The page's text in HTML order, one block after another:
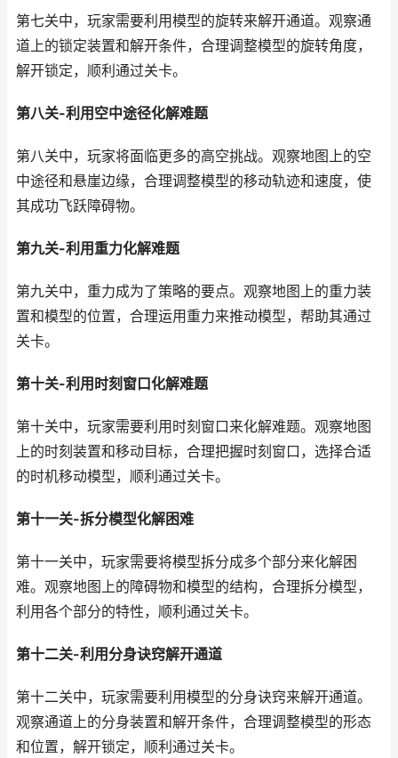
第七关中，玩家需要利用模型的旋转来解开通道。观察通
道上的锁定装置和解开条件，合理调整模型的旋转角度，
解开锁定，顺利通过关卡。
第八关-利用空中途径化解难题
第八关中，玩家将面临更多的高空挑战。观察地图上的空
中途径和悬崖边缘，合理调整模型的移动轨迹和速度，使
其成功飞跃障碍物。
第九关-利用重力化解难题
第九关中，重力成为了策略的要点。观察地图上的重力装
置和模型的位置，合理运用重力来推动模型，帮助其通过
关卡。
第十关-利用时刻窗口化解难题
第十关中，玩家需要利用时刻窗口来化解难题。观察地图
上的时刻装置和移动目标，合理把握时刻窗口，选择合适
的时机移动模型，顺利通过关卡。
第十一关-拆分模型化解困难
第十一关中，玩家需要将模型拆分成多个部分来化解困
难。观察地图上的障碍物和模型的结构，合理拆分模型，
利用各个部分的特性，顺利通过关卡。
第十二关-利用分身诀窍解开通道
第十二关中，玩家需要利用模型的分身诀窍来解开通道。
观察通道上的分身装置和解开条件，合理调整模型的形态
和位置，解开锁定，顺利通过关卡。